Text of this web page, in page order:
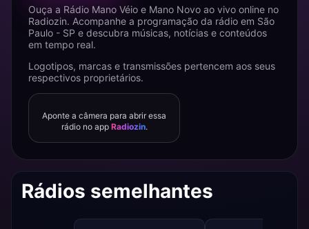
Ouça a Rádio Mano Véio e Mano Novo ao vivo online no
Radiozin. Acompanhe a programação da rádio em São
Paulo - SP e descubra músicas, notícias e conteúdos
em tempo real.
Logotipos, marcas e transmissões pertencem aos seus
respectivos proprietários.
Aponte a câmera para abrir essa
rádio no app Radiozin.
Rádios semelhantes